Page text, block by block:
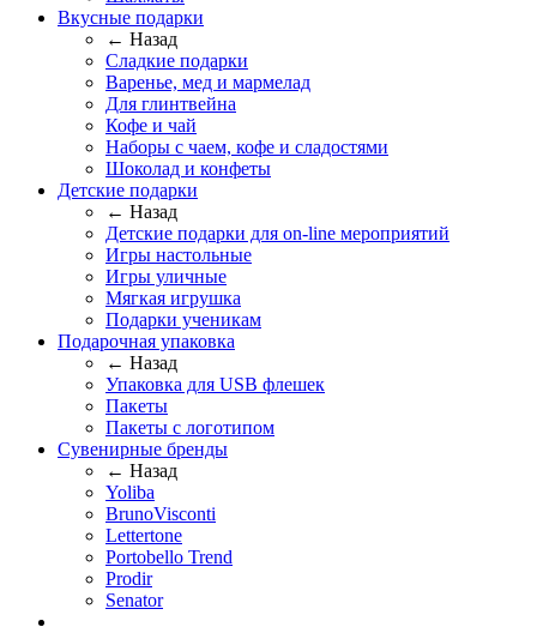
Вкусные подарки
← Назад
Сладкие подарки
Варенье, мед и мармелад
Для глинтвейна
Кофе и чай
Наборы с чаем, кофе и сладостями
Шоколад и конфеты
Детские подарки
← Назад
Детские подарки для on-line мероприятий
Игры настольные
Игры уличные
Мягкая игрушка
Подарки ученикам
Подарочная упаковка
← Назад
Упаковка для USB флешек
Пакеты
Пакеты с логотипом
Сувенирные бренды
← Назад
Yoliba
BrunoVisconti
Lettertone
Portobello Trend
Prodir
Senator